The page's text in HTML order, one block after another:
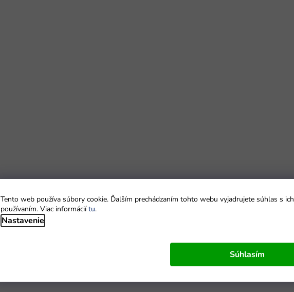
Tento web používa súbory cookie. Ďalším prechádzaním tohto webu vyjadrujete súhlas s ich
používaním. Viac informáciítu.
Nastavenie
Súhlasím